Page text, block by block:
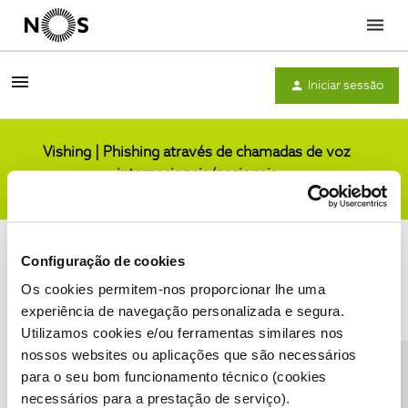
Configuração de cookies
Os cookies permitem-nos proporcionar lhe uma
experiência de navegação personalizada e segura.
Utilizamos cookies e/ou ferramentas similares nos
nossos websites ou aplicações que são necessários
para o seu bom funcionamento técnico (cookies
necessários para a prestação de serviço).
Menu
Iniciar sessão
Vishing | Phishing através de chamadas de voz
internacionais/nacionais
Condições do Fórum NOS Accessibility statement